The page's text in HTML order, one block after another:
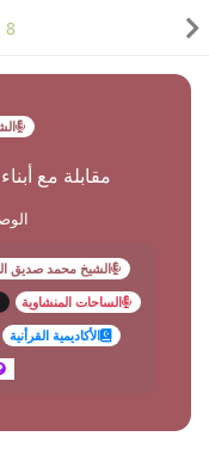
مقابلة مع
الشيخ محمد صديق
الساحات المنشاوية
الأكاديمية القرأنية
8